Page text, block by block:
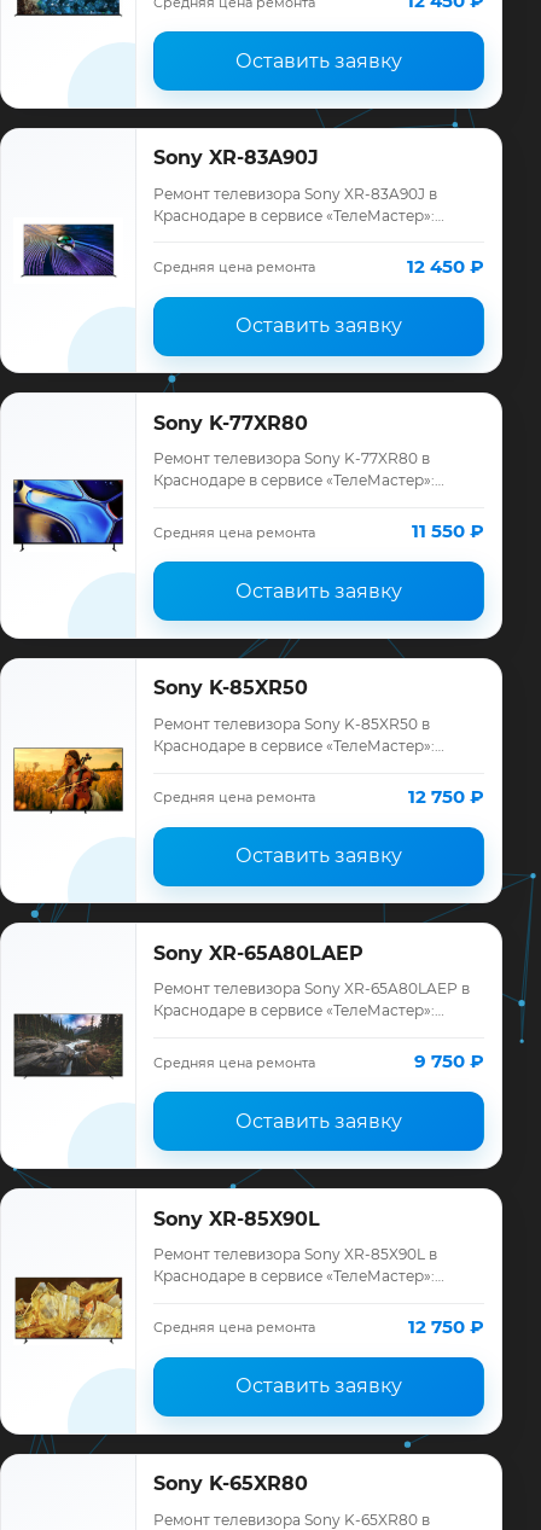
месяцев.
Оставить заявку
Sony XR-83A90J
Ремонт телевизора Sony XR-83A90J в
Краснодаре в сервисе «ТелеМастер»:
ремонта, запчасти и гарантия до 12
месяцев.
Средняя цена ремонта 12 450 ₽
Оставить заявку
Sony K-77XR80
Ремонт телевизора Sony K-77XR80 в
Краснодаре в сервисе «ТелеМастер»:
ремонта, запчасти и гарантия до 12
месяцев.
Средняя цена ремонта 11 550 ₽
Оставить заявку
Sony K-85XR50
Ремонт телевизора Sony K-85XR50 в
Краснодаре в сервисе «ТелеМастер»:
ремонта, запчасти и гарантия до 12
Средняя цена ремонта 12 750 ₽
Оставить заявку
Sony XR-65A80LAEP
Ремонт телевизора Sony XR-65A80LAEP в
Краснодаре в сервисе «ТелеМастер»:
ремонта, запчасти и гарантия до 12
месяцев.
Средняя цена ремонта 9 750 ₽
Оставить заявку
Sony XR-85X90L
Ремонт телевизора Sony XR-85X90L в
Краснодаре в сервисе «ТелеМастер»:
ремонта, запчасти и гарантия до 12
Средняя цена ремонта 12 750 ₽
Оставить заявку
Sony K-65XR80
Ремонт телевизора Sony K-65XR80 в